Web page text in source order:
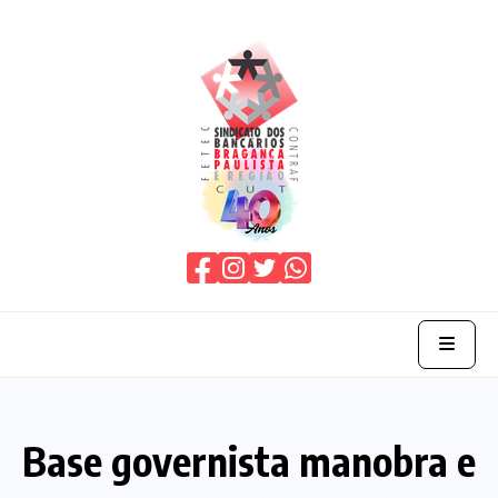
O Sindicato
Base governista manobra e